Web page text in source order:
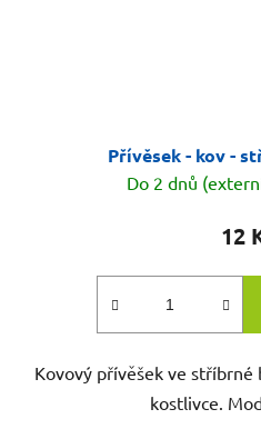
Přívěsek - kov -
Do 2 dnů
12
Kovový přívěšek ve
kostlivce.